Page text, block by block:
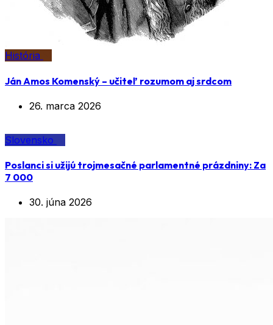
História
Ján Amos Komenský – učiteľ rozumom aj srdcom
26. marca 2026
Slovensko
Poslanci si užijú trojmesačné parlamentné prázdniny: Za
7 000
30. júna 2026